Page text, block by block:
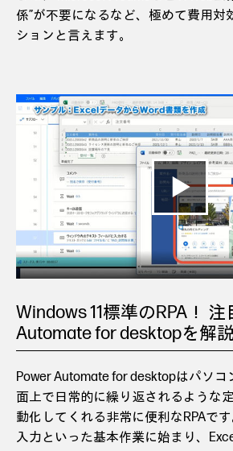
係”が不要になるなど、極めて費用対
ションと言えます。
Windows 11標準のRPA！
Automate for desktopを解説
Power Automate for desktopはパソ
面上で日常的に繰り返されるような
動化してくれる非常に便利なRPAで
入力といった基本作業に始まり、